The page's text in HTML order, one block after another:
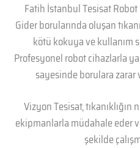
Fatih İstanbul Tesisat Robot
Gider borularında oluşan
kötü kokuya ve kullanım
Profesyonel robot cihazlarla
sayesinde borulara
Vizyon Tesisat,
ekipmanlarla müdahale eder
şekilde